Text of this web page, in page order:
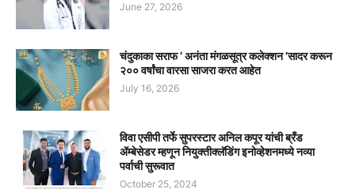
June 27, 2026
चंदुकाका सराफ ‘ अनंता मंगळसूत्र कलेक्शन ’सादर करून
२०० वर्षांचा वारसा साजरा करत आहेत
July 16, 2026
विवा एसीपी तर्फे सुपरस्टार अनिल कपूर यांची ब्रँड
ॲम्बेसेडर म्हणून नियुक्तीक्लॅडिंग इनोव्हेशनमध्ये नव्या
पर्वाची सुरूवात
October 25, 2024